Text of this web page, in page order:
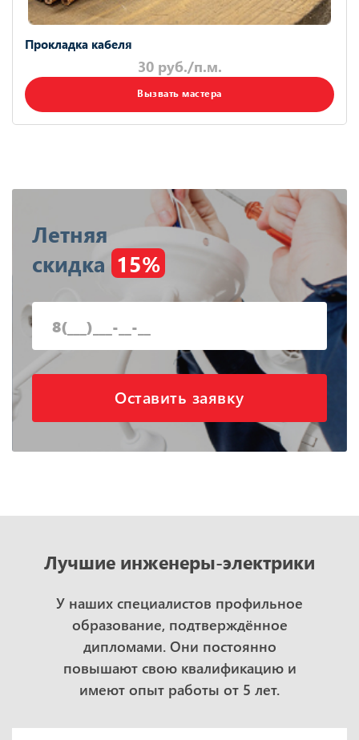
Прокладка кабеля
30 руб./п.м.
Вызвать мастера
Летняя
скидка 15%
Оставить заявку
Лучшие инженеры-электрики
У наших специалистов профильное
образование, подтверждённое
дипломами. Они постоянно
повышают свою квалификацию и
имеют опыт работы от 5 лет.